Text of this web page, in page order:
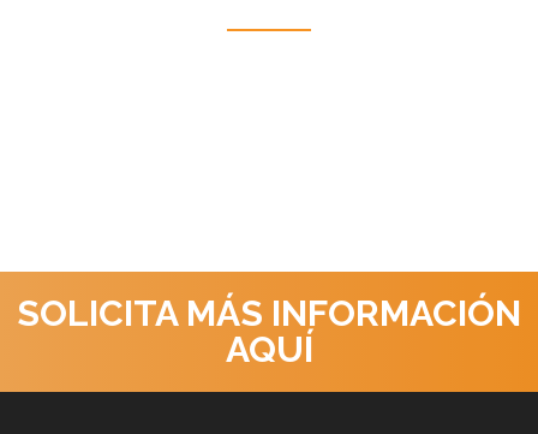
SOLICITA MÁS INFORMACIÓN
AQUÍ